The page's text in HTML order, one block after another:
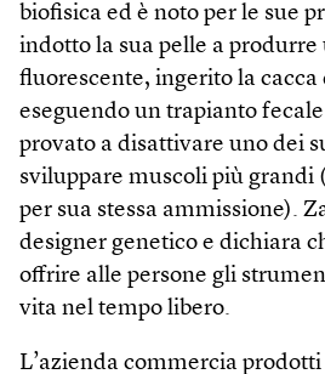
biofisica ed è noto per le sue
indotto la sua pelle a produrre
fluorescente, ingerito la cacca
eseguendo un trapianto
provato a disattivare uno dei
sviluppare muscoli più grandi
per sua stessa ammissione).
designer genetico e dichiara
offrire alle persone gli
vita nel tempo libero.
L’azienda commercia